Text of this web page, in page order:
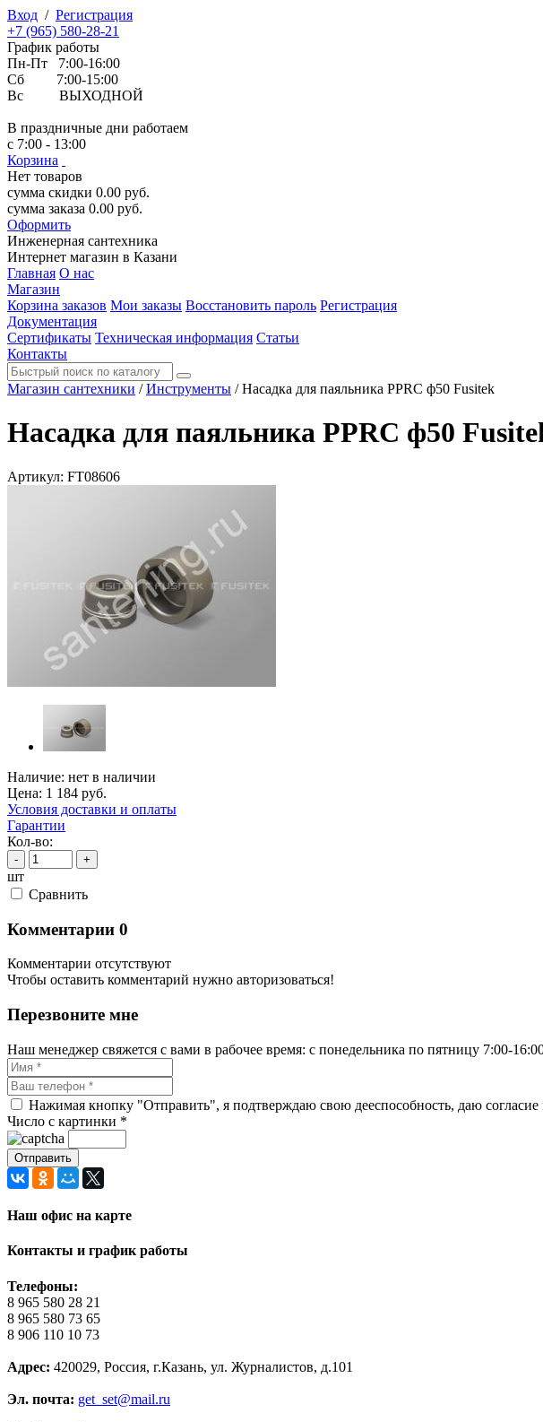
Вход / Регистрация
+7 (965) 580-28-21
График работы
Пн-Пт 7:00-16:00
Сб 7:00-15:00
Вс ВЫХОДНОЙ
В праздничные дни работаем
с 7:00 - 13:00
Корзина
Нет товаров
сумма скидки 0.00 руб.
сумма заказа 0.00 руб.
Оформить
Инженерная сантехника
Интернет магазин в Казани
Главная О нас
Магазин
Корзина заказов Мои заказы Восстановить пароль Регистрация
Документация
Сертификаты Техническая информация Статьи
Контакты
Магазин сантехники / Инструменты / Насадка для паяльника PPRC ф50 Fusitek
Насадка для паяльника PPRC ф50
Артикул: FT08606
Наличие: нет в наличии
Цена: 1 184 руб.
Условия доставки и оплаты
Гарантии
Кол-во:
- +
шт
Cравнить
Комментарии 0
Комментарии отсутствуют
Чтобы оставить комментарий нужно авторизоваться!
Перезвоните мне
Наш менеджер свяжется с вами в рабочее время: с понедельника по пятницу 7:00-
Нажимая кнопку "Отправить", я подтверждаю свою дееспособность, даю
Число с картинки *
Наш офис на карте
Контакты и график работы
Телефоны:
8 965 580 28 21
8 965 580 73 65
8 906 110 10 73
Адрес: 420029, Россия, г.Казань, ул. Журналистов, д.101
Эл. почта: get_set@mail.ru